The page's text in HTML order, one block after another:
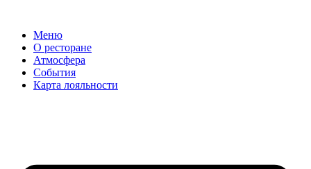
Меню
О ресторане
Атмосфера
События
Карта лояльности